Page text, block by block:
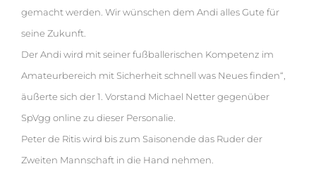
gemacht werden. Wir wünschen dem Andi alles Gute für
seine Zukunft.
Der Andi wird mit seiner fußballerischen Kompetenz im
Amateurbereich mit Sicherheit schnell was Neues finden“,
äußerte sich der 1. Vorstand Michael Netter gegenüber
SpVgg online zu dieser Personalie.
Peter de Ritis wird bis zum Saisonende das Ruder der
Zweiten Mannschaft in die Hand nehmen.